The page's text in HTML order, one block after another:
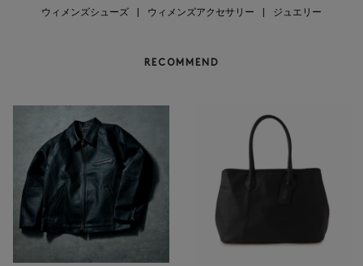
ウィメンズシューズ ウィメンズアクセサリー ジュエリー
RECOMMEND